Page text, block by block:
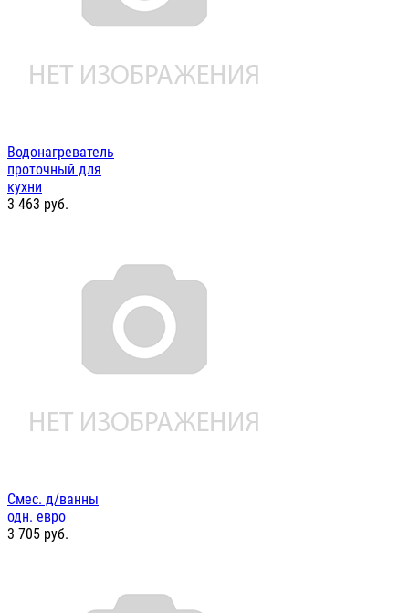
Водонагреватель
проточный для
кухни
3 463 руб.
Смес. д/ванны
одн. евро
3 705 руб.